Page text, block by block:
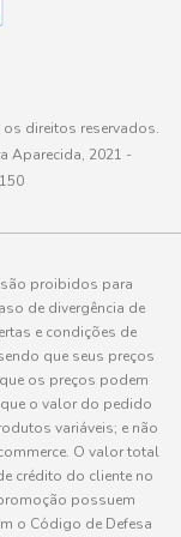
direitos reservados.
Aparecida, 2021 -
proibidos para
de divergência de
e condições de
que seus preços
os preços podem
o valor do pedido
variáveis; e não
O valor total
crédito do cliente no
possuem
o Código de Defesa